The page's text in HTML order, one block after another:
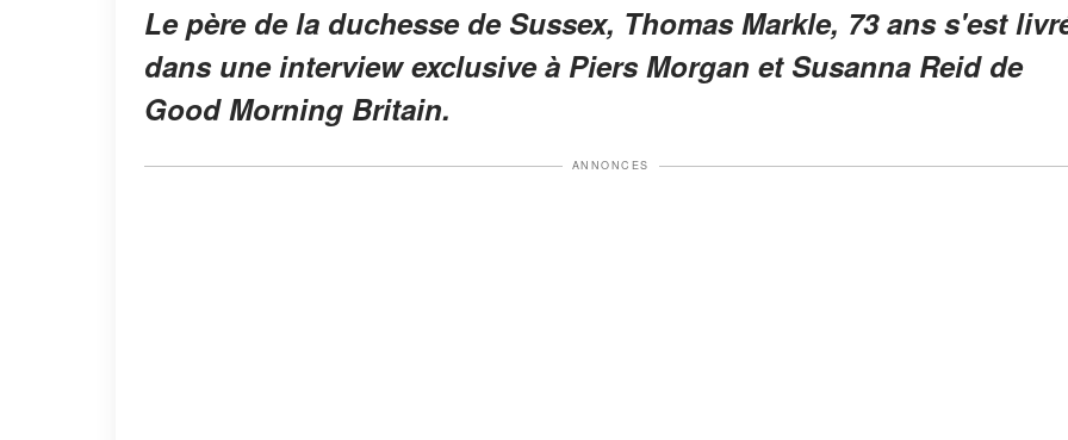
Le père de la duchesse de Sussex, Thomas Markle, 73 ans s'est
dans une interview exclusive à Piers Morgan et Susanna Reid de
Good Morning Britain.
ANNONCES